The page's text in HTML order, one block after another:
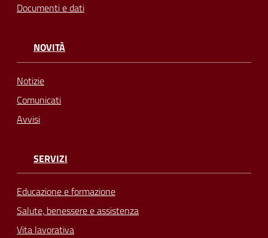
Documenti e dati
NOVITÀ
Notizie
Comunicati
Avvisi
SERVIZI
Educazione e formazione
Salute, benessere e assistenza
Vita lavorativa